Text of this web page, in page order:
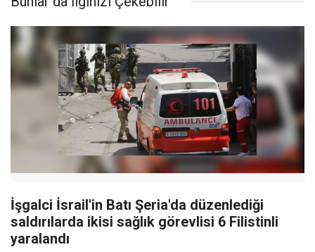
İşgalci İsrail'in Batı Şeria'da düzenlediği
saldırılarda ikisi sağlık görevlisi 6 Filistinli
yaralandı